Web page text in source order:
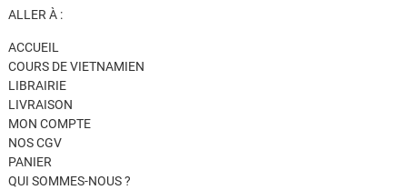
ALLER À :
ACCUEIL
COURS DE VIETNAMIEN
LIBRAIRIE
LIVRAISON
MON COMPTE
NOS CGV
PANIER
QUI SOMMES-NOUS ?